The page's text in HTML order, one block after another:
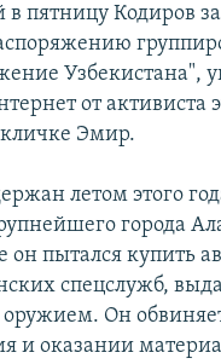
пятницу Кодиров
Узбекистана",
от активиста
Эмир.
летом этого
города
пытался купить
спецслужб,
оружием. Он
и оказании